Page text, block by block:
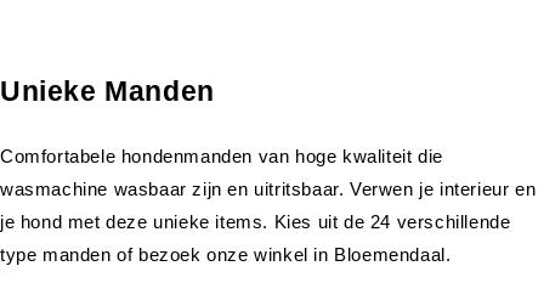
Unieke Manden
Comfortabele hondenmanden van hoge kwaliteit die
wasmachine wasbaar zijn en uitritsbaar. Verwen je interieur en
je hond met deze unieke items. Kies uit de 24 verschillende
type manden of bezoek onze winkel in Bloemendaal.